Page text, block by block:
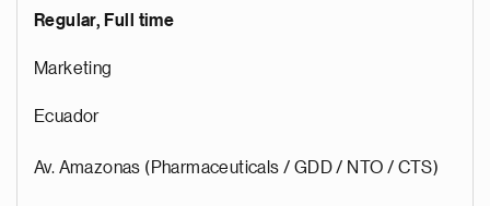
Regular, Full time
Marketing
Ecuador
Av. Amazonas (Pharmaceuticals / GDD / NTO / CTS)